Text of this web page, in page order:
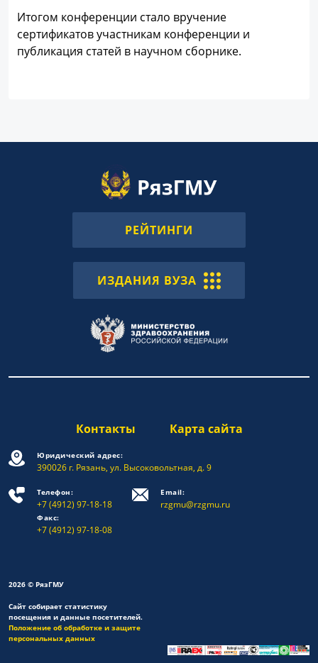
Итогом конференции стало вручение
сертификатов участникам конференции и
публикация статей в научном сборнике.
РЕЙТИНГИ
ИЗДАНИЯ ВУЗА
Контакты Карта сайта
Юридический адрес:
390026 г. Рязань, ул. Высоковольтная, д. 9
Телефон:
+7 (4912) 97-18-18
Факс:
+7 (4912) 97-18-08
Email:
rzgmu@rzgmu.ru
2026 © РязГМУ
Сайт собирает статистику
посещения и данные посетителей.
Положение об обработке и защите
персональных данных